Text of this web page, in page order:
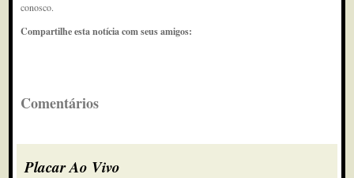
conosco.
Compartilhe esta notícia com seus amigos:
Comentários
Placar Ao Vivo